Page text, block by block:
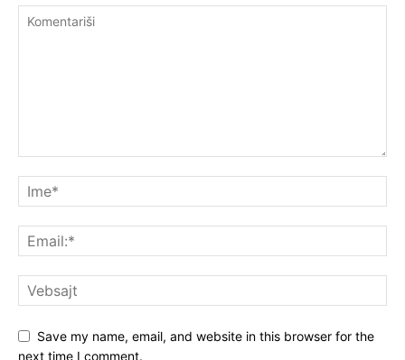
Save my name, email, and website in this browser for the
next time I comment.